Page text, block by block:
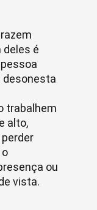
é
desonesta
trabalhem
alto,
ou
vista.